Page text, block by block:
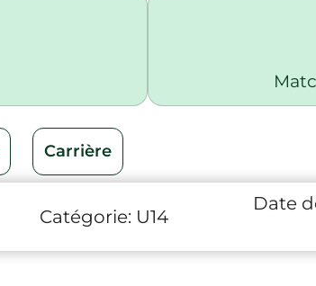
Carrière
Catégorie: U14
Date